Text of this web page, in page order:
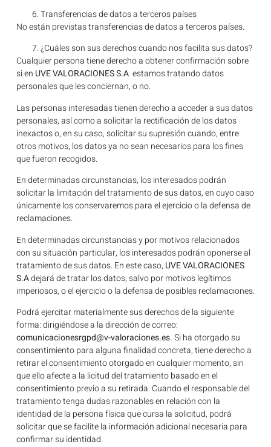
Transferencias de datos a terceros países
No están previstas transferencias de datos a terceros países.
¿Cuáles son sus derechos cuando nos facilita sus datos?
Cualquier persona tiene derecho a obtener confirmación sobre
si en UVE VALORACIONES S.Aestamos tratando datos
personales que les conciernan, o no.
Las personas interesadas tienen derecho a acceder a sus datos
personales, así como a solicitar la rectificación de los datos
inexactos o, en su caso, solicitar su supresión cuando, entre
otros motivos, los datos ya no sean necesarios para los fines
que fueron recogidos.
En determinadas circunstancias, los interesados podrán
solicitar la limitación del tratamiento de sus datos, en cuyo caso
únicamente los conservaremos para el ejercicio o la defensa de
reclamaciones.
En determinadas circunstancias y por motivos relacionados
con su situación particular, los interesados podrán oponerse al
tratamiento de sus datos. En este caso, UVE VALORACIONES
S.Adejará de tratar los datos, salvo por motivos legítimos
imperiosos, o el ejercicio o la defensa de posibles reclamaciones.
Podrá ejercitar materialmente sus derechos de la siguiente
forma: dirigiéndose a la dirección de correo:
comunicacionesrgpd@v-valoraciones.es.Si ha otorgado su
consentimiento para alguna finalidad concreta, tiene derecho a
retirar el consentimiento otorgado en cualquier momento, sin
que ello afecte a la licitud del tratamiento basado en el
consentimiento previo a su retirada. Cuando el responsable del
tratamiento tenga dudas razonables en relación con la
identidad de la persona física que cursa la solicitud, podrá
solicitar que se facilite la información adicional necesaria para
confirmar su identidad.